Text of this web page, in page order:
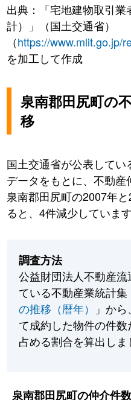
出典：「宅地建物取引
計）」（国土交通省）
（https://www.mlit.go.jp/
を加工して作成
泉南郡田尻町の
移
国土交通省が公表して
データをもとに、不動産
泉南郡田尻町の2007年
ると、4件減少しています
調査方法
公益財団法人不動産
ている不動産業統計集
の推移（暦年）
」か
て成約した物件の件
占める割合を算出しま
泉南郡田尻町の仲介件